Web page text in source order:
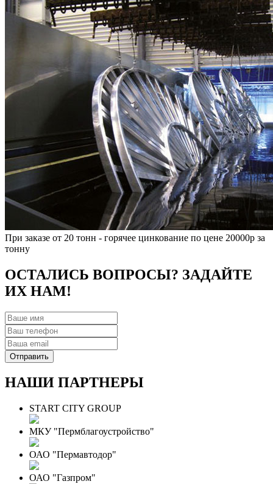
При заказе от 20 тонн - горячее цинкование по цене 20000р за
тонну
ОСТАЛИСЬ ВОПРОСЫ? ЗАДАЙТЕ
ИХ НАМ!
НАШИ ПАРТНЕРЫ
START CITY GROUP
МКУ "Пермблагоустройство"
ОАО "Пермавтодор"
ОАО "Газпром"